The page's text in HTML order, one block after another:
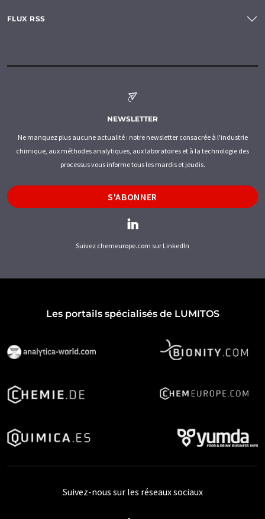
FLUX RSS
NEWSLETTER
Ne manquez plus aucune actualité : notre newsletter consacrée à l'industrie
chimique, aux méthodes analytiques, aux laboratoires et à la technologie des
processus vous informe tous les mardis et jeudis.
S'ABONNER
Suivez chemeurope.com sur LinkedIn
Les portails spécialisés de LUMITOS
Suivez-nous sur les réseaux sociaux